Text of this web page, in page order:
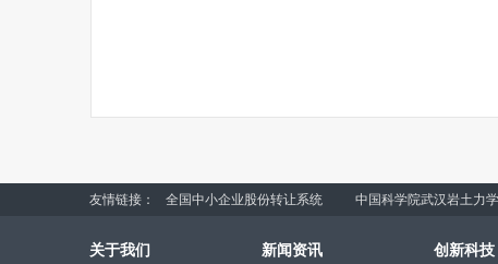
友情链接： 全国中小企业股份转让系统 中国科学院武汉岩土力
关于我们 新闻资讯 创新科技